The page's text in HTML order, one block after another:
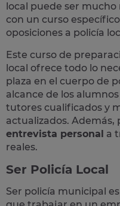
local puede ser mucho
con un curso
oposiciones a policía
Este curso de
local ofrece todo lo
plaza en el cuerpo de
alcance de los
tutores cualificados y
actualizados. Además,
entrevista personal a
reales.
Ser Policía Local
Ser policía municipal